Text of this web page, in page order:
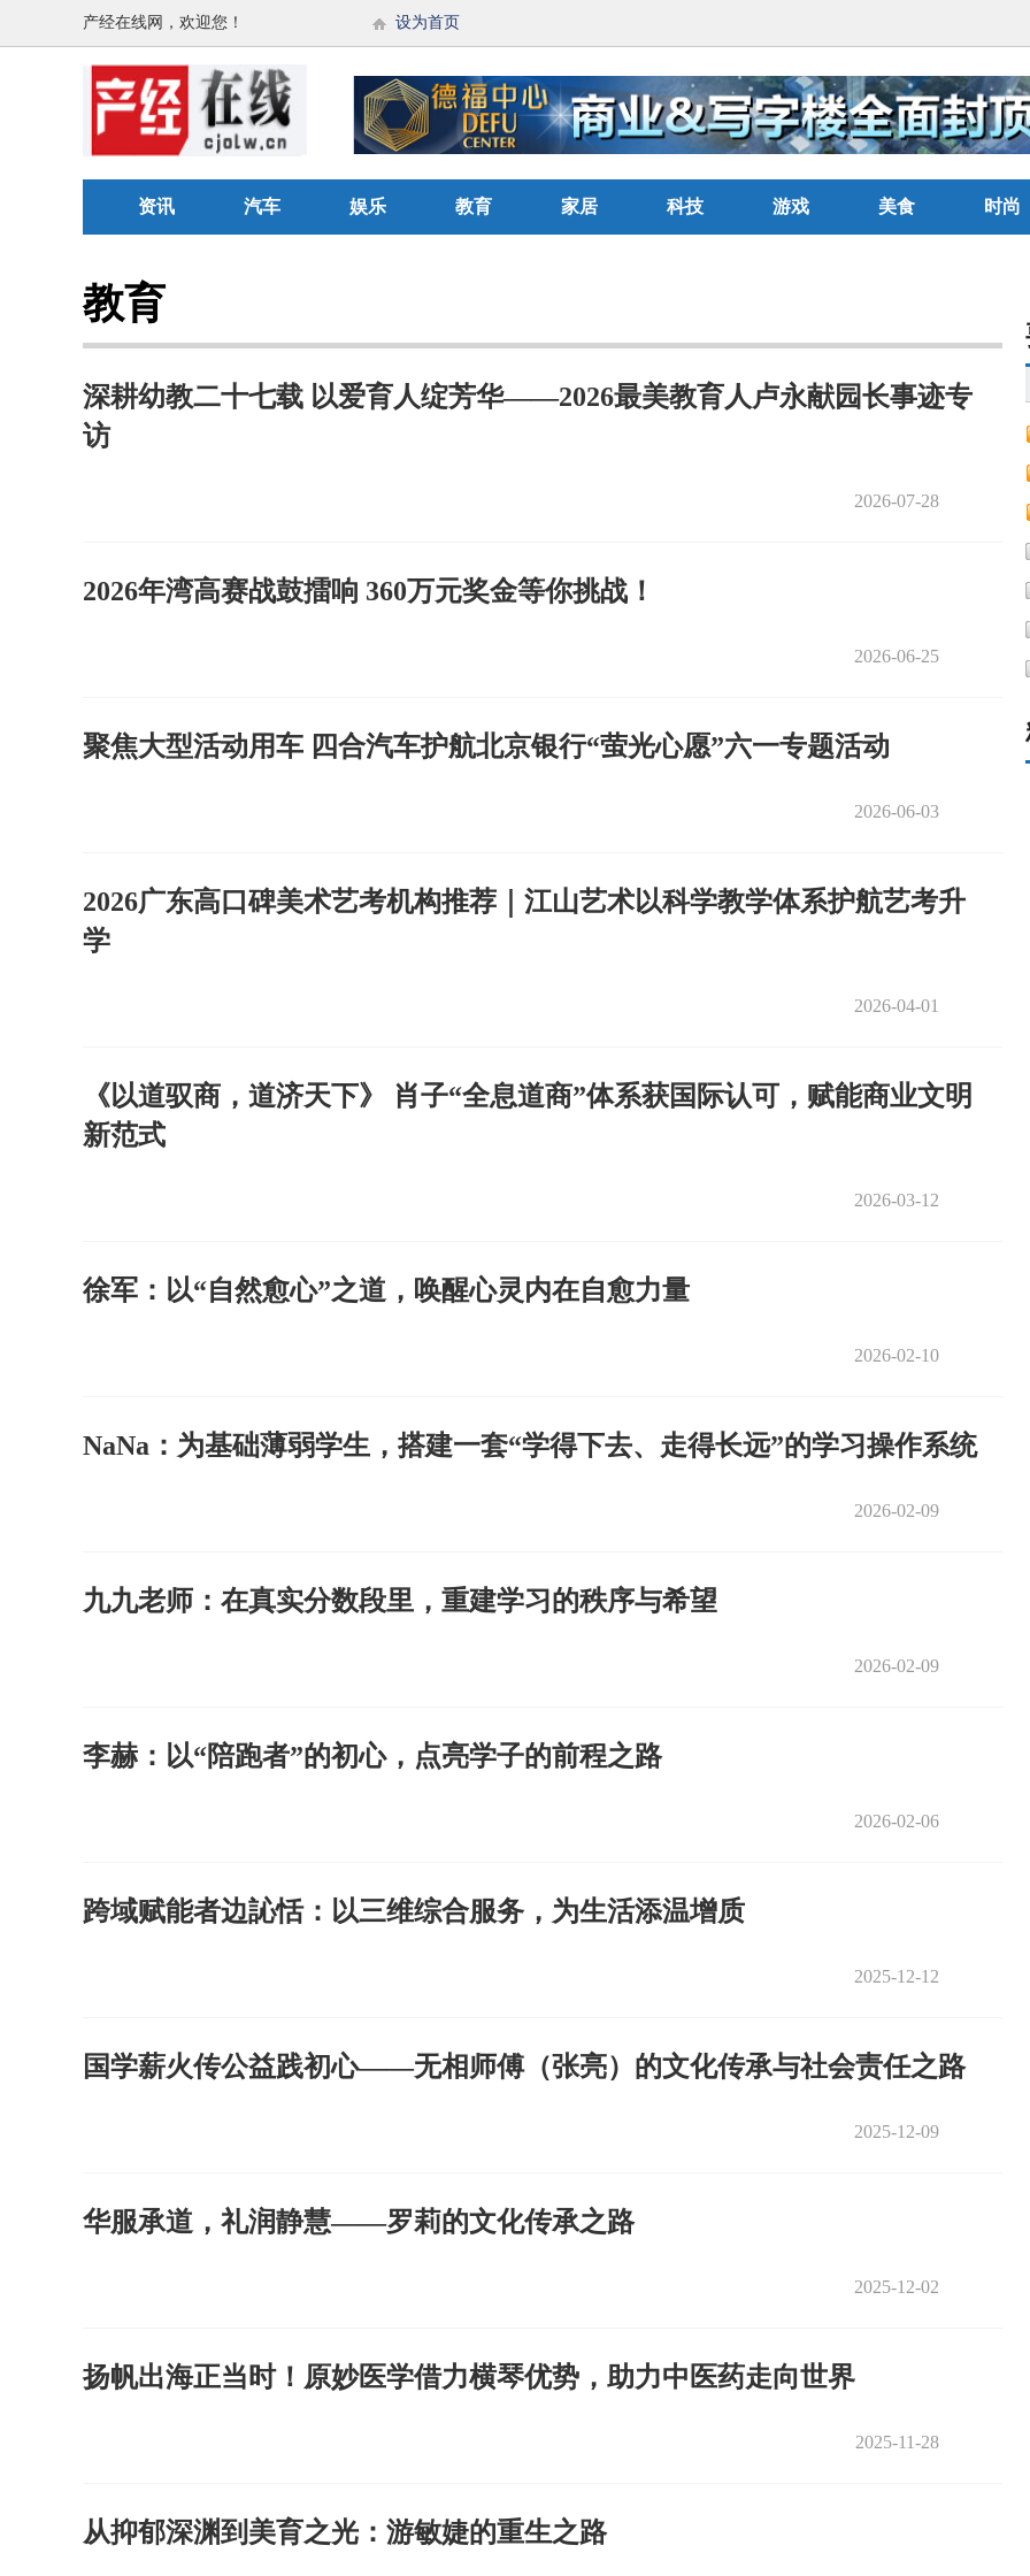
产经在线网，欢迎您！ 设为首页
资讯 汽车 娱乐 教育 家居 科技 游戏 美食 时尚
教育
深耕幼教二十七载 以爱育人绽芳华——2026最美教育人卢永献园长事迹专
访
2026-07-28
2026年湾高赛战鼓擂响 360万元奖金等你挑战！
2026-06-25
聚焦大型活动用车 四合汽车护航北京银行“萤光心愿”六一专题活动
2026-06-03
2026广东高口碑美术艺考机构推荐｜江山艺术以科学教学体系护航艺考升
学
2026-04-01
《以道驭商，道济天下》 肖子“全息道商”体系获国际认可，赋能商业文明
新范式
2026-03-12
徐军：以“自然愈心”之道，唤醒心灵内在自愈力量
2026-02-10
NaNa：为基础薄弱学生，搭建一套“学得下去、走得长远”的学习操作系统
2026-02-09
九九老师：在真实分数段里，重建学习的秩序与希望
2026-02-09
李赫：以“陪跑者”的初心，点亮学子的前程之路
2026-02-06
跨域赋能者边訫恬：以三维综合服务，为生活添温增质
2025-12-12
国学薪火传公益践初心——无相师傅（张亮）的文化传承与社会责任之路
2025-12-09
华服承道，礼润静慧——罗莉的文化传承之路
2025-12-02
扬帆出海正当时！原妙医学借力横琴优势，助力中医药走向世界
2025-11-28
从抑郁深渊到美育之光：游敏婕的重生之路